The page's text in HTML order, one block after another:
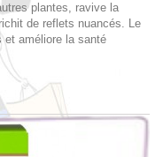
plantes, ravive la
de reflets nuancés. Le
et améliore la santé